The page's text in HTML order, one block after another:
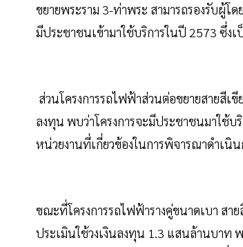
ขยายพระราม 3-ท่าพระ สามารถรองรับผู้
มีประชาชนเข้ามาใช้บริการในปี 2573 ซึ่ง
ส่วนโครงการรถไฟฟ้าส่วนต่อขยายสายสีเ
ลงทุน พบว่าโครงการจะมีประชาชนมาใช้
หน่วยงานที่เกี่ยวข้องในการพิจารณาดำเนิน
ขณะที่โครงการรถไฟฟ้ารางคู่ขนาดเบา สา
ประเมินใช้วงเงินลงทุน 1.3 แสนล้านบา